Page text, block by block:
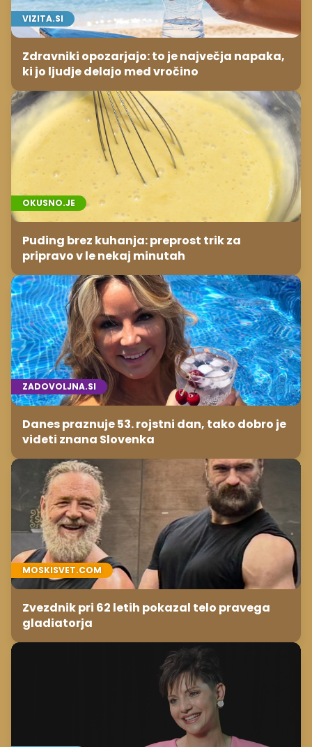
VIZITA.SI
Zdravniki opozarjajo: to je največja napaka,
ki jo ljudje delajo med vročino
OKUSNO.JE
Puding brez kuhanja: preprost trik za
pripravo v le nekaj minutah
ZADOVOLJNA.SI
Danes praznuje 53. rojstni dan, tako dobro je
videti znana Slovenka
MOSKISVET.COM
Zvezdnik pri 62 letih pokazal telo pravega
gladiatorja